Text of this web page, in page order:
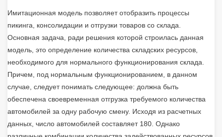
Имитационная модель позволяет отобразить процессы
пикинга, консолидации и отгрузки товаров со склада.
Основная задача, ради решения которой строилась данная
модель, это определение количества складских ресурсов,
необходимого для нормального функционирования склада.
Причем, под нормальным функционированием, в данном
случае, следует понимать следующее: должна быть
обеспечена своевременная отгрузка требуемого количества
автомобилей за одну рабочую смену. Исходя из расчетных
данных, число автомобилей составляет 180. Однако